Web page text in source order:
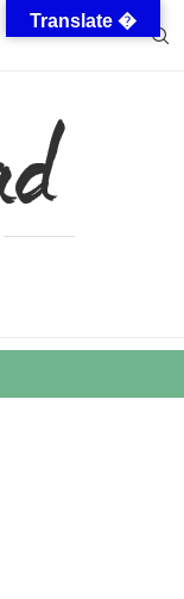
Translate �